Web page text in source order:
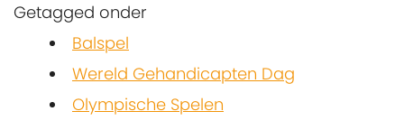
Getagged onder
Balspel
Wereld Gehandicapten Dag
Olympische Spelen